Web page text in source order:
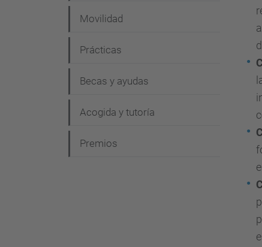
Movilidad
Prácticas
Becas y ayudas
Acogida y tutoría
Premios